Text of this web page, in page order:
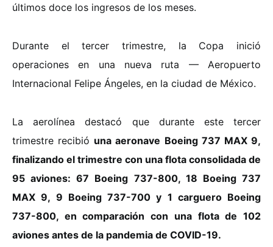
últimos doce los ingresos de los meses.
Durante el tercer trimestre, la Copa inició
operaciones en una nueva ruta — Aeropuerto
Internacional Felipe Ángeles, en la ciudad de México.
La aerolínea destacó que durante este tercer
trimestre recibió una aeronave Boeing 737 MAX 9,
finalizando el trimestre con una flota consolidada de
95 aviones: 67 Boeing 737-800, 18 Boeing 737
MAX 9, 9 Boeing 737-700 y 1 carguero Boeing
737-800, en comparación con una flota de 102
aviones antes de la pandemia de COVID-19.